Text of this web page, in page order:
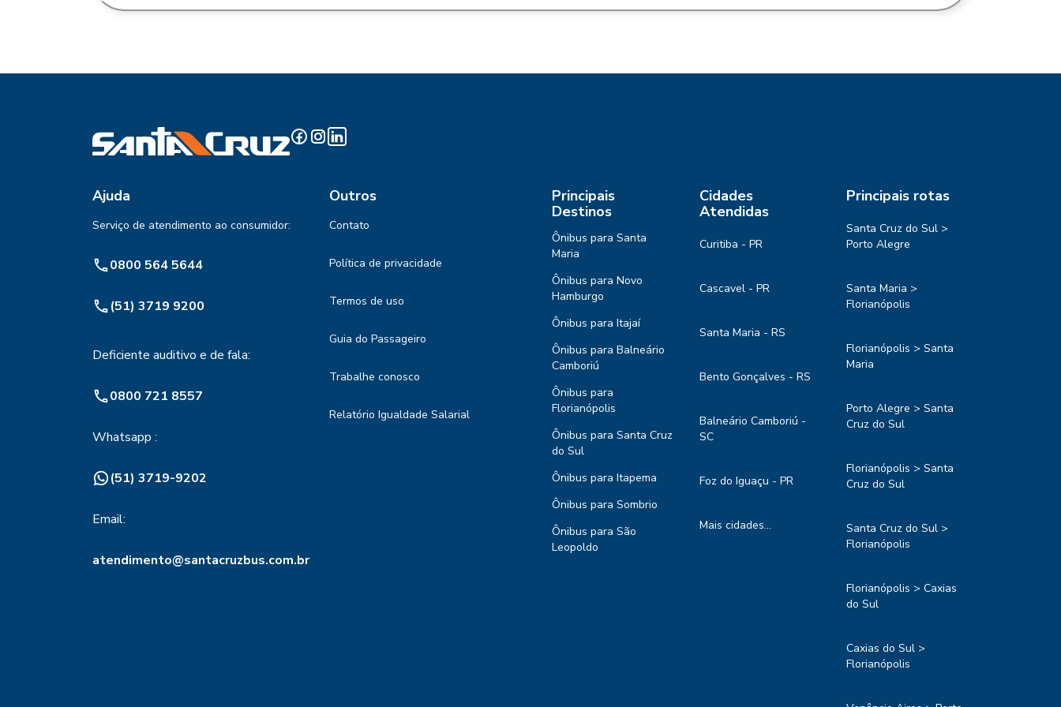
Ajuda
Serviço de atendimento ao consumidor:
0800 564 5644
(51) 3719 9200
Deficiente auditivo e de fala:
0800 721 8557
Whatsapp :
(51) 3719-9202
Email:
atendimento@santacruzbus.com.br
Outros
Contato
Política de privacidade
Termos de uso
Guia do Passageiro
Trabalhe conosco
Relatório Igualdade Salarial
Principais
Destinos
Ônibus para Santa
Maria
Ônibus para Novo
Hamburgo
Ônibus para Itajaí
Ônibus para Balneário
Camboriú
Ônibus para
Florianópolis
Ônibus para Santa Cruz
do Sul
Ônibus para Itapema
Ônibus para Sombrio
Ônibus para São
Leopoldo
Cidades
Atendidas
Curitiba - PR
Cascavel - PR
Santa Maria - RS
Bento Gonçalves - RS
Balneário Camboriú -
SC
Foz do Iguaçu - PR
Mais cidades...
Principais rotas
Santa Cruz do Sul >
Porto Alegre
Santa Maria >
Florianópolis
Florianópolis > Santa
Maria
Porto Alegre > Santa
Cruz do Sul
Florianópolis > Santa
Cruz do Sul
Santa Cruz do Sul >
Florianópolis
Florianópolis > Caxias
do Sul
Caxias do Sul >
Florianópolis